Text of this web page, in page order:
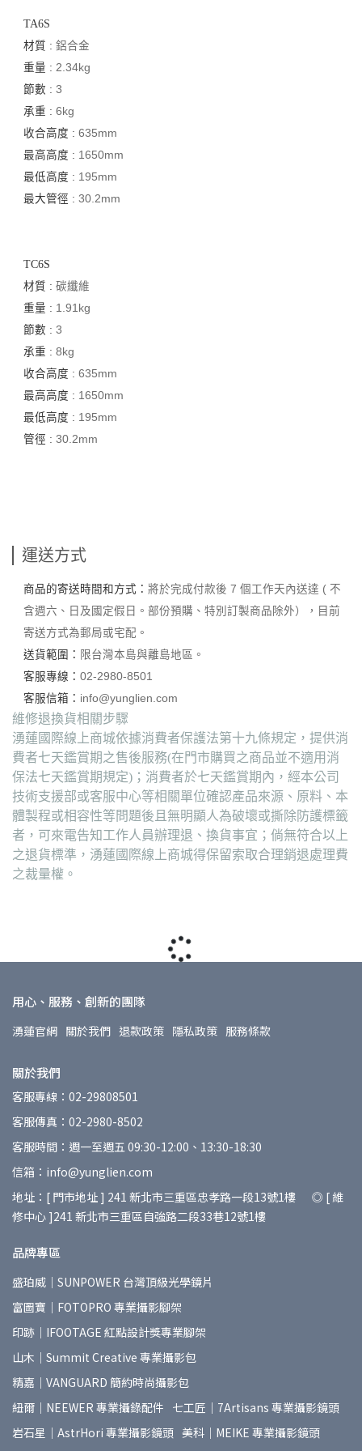
TA6S
材質 : 鋁合金
重量 : 2.34kg
節數 : 3
承重 : 6kg
收合高度 : 635mm
最高高度 : 1650mm
最低高度 : 195mm
最大管徑 : 30.2mm
TC6S
材質 : 碳纖維
重量 : 1.91kg
節數 : 3
承重 : 8kg
收合高度 : 635mm
最高高度 : 1650mm
最低高度 : 195mm
管徑 : 30.2mm
運送方式
商品的寄送時間和方式： 將於完成付款後 7 個工作天內送達 ( 不
含週六、日及國定假日。部份預購、特別訂製商品除外），目前
寄送方式為郵局或宅配。
送貨範圍： 限台灣本島與離島地區。
客服專線： 02-2980-8501
客服信箱： info@yunglien.com
維修退換貨相關步驟
湧蓮國際線上商城依據消費者保護法第十九條規定，提供消
費者七天鑑賞期之售後服務(在門市購買之商品並不適用消
保法七天鑑賞期規定)；消費者於七天鑑賞期內，經本公司
技術支援部或客服中心等相關單位確認產品來源、原料、本
體製程或相容性等問題後且無明顯人為破壞或撕除防護標籤
者，可來電告知工作人員辦理退、換貨事宜；倘無符合以上
之退貨標準，湧蓮國際線上商城得保留索取合理銷退處理費
之裁量權。
用心、服務、創新的團隊
湧蓮官網 關於我們 退款政策 隱私政策 服務條款
關於我們
客服專線：02-29808501
客服傳真：02-2980-8502
客服時間：週一至週五 09:30-12:00、13:30-18:30
信箱：info@yunglien.com
地址：[ 門市地址 ] 241 新北市三重區忠孝路一段13號1樓 ◎ [ 維
修中心 ]241 新北市三重區自強路二段33巷12號1樓
品牌專區
盛珀威｜SUNPOWER 台灣頂級光學鏡片
富圖寶｜FOTOPRO 專業攝影腳架
印跡｜IFOOTAGE 紅點設計獎專業腳架
山木｜Summit Creative 專業攝影包
精嘉｜VANGUARD 簡約時尚攝影包
紐爾｜NEEWER 專業攝錄配件 七工匠｜7Artisans 專業攝影鏡頭
岩石星｜AstrHori 專業攝影鏡頭 美科｜MEIKE 專業攝影鏡頭